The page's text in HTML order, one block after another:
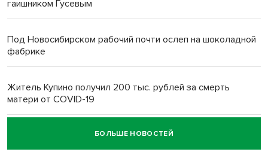
гаишником Гусевым
Под Новосибирском рабочий почти ослеп на шоколадной
фабрике
Житель Купино получил 200 тыс. рублей за смерть
матери от COVID-19
Новосибирский суд наказал водителя за смерть
пенсионерки на вокзале
БОЛЬШЕ НОВОСТЕЙ